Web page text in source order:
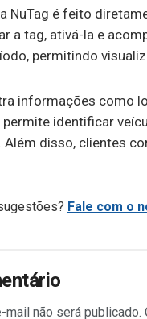
NuTag é feito
a tag, ativá-la e
permitindo
informações como
identificar
disso, clientes
Fale com o
não será publicado.